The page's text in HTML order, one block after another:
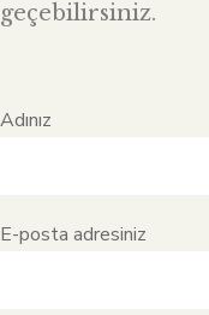
geçebilirsiniz.
Adınız
E-posta adresiniz